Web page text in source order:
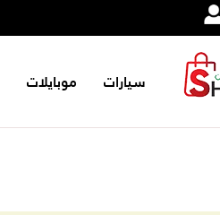
سيارات موبايلات